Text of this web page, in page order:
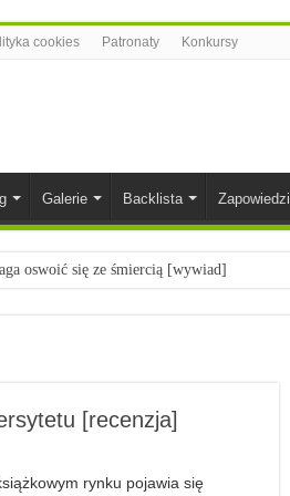
cookies Patronaty Konkursy
Galerie Backlista Zapowiedzi
oswoić się ze śmiercią [wywiad]
[recenzja]
rynku pojawia się